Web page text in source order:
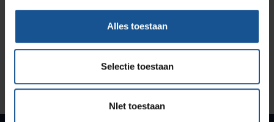
Alles toestaan
Selectie toestaan
NIet toestaan
deskundig advies
ervaring